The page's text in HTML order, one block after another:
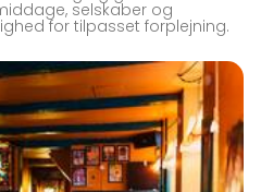
selskaber og
for tilpasset forplejning.